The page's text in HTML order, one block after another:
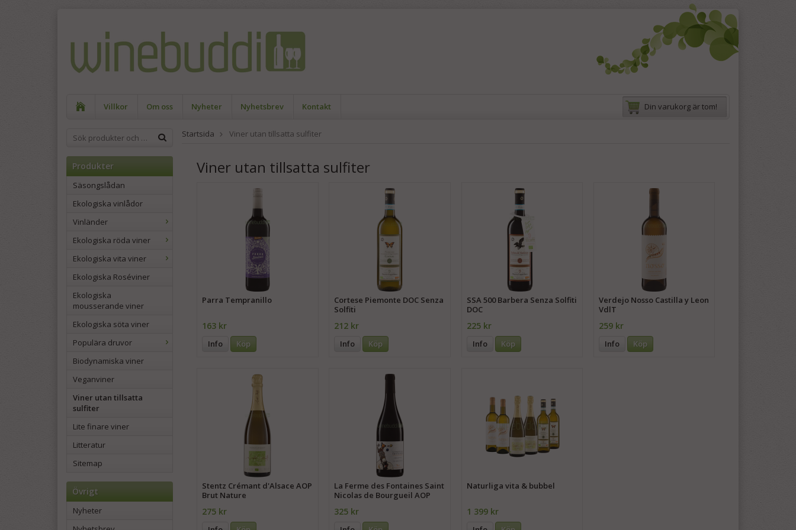
Villkor Om oss Nyheter Nyhetsbrev Kontakt Din varukorg är tom!
Produkter
Säsongslådan
Ekologiska vinlådor
Vinländer
Ekologiska röda viner
Ekologiska vita viner
Ekologiska Roséviner
Ekologiska
mousserande viner
Ekologiska söta viner
Populära druvor
Biodynamiska viner
Veganviner
Viner utan tillsatta
sulfiter
Lite finare viner
Litteratur
Sitemap
Övrigt
Nyheter
Startsida Viner utan tillsatta sulfiter
Viner utan tillsatta sulfiter
Parra Tempranillo
163 kr
Info Köp
Cortese Piemonte DOC Senza
Solfiti
212 kr
Info Köp
SSA 500 Barbera Senza Solfiti
DOC
225 kr
Info Köp
Verdejo Nosso Castilla y Leon
VdlT
259 kr
Info Köp
Stentz Crémant d'Alsace AOP
Brut Nature
275 kr
La Ferme des Fontaines Saint
Nicolas de Bourgueil AOP
325 kr
Naturliga vita & bubbel
1 399 kr